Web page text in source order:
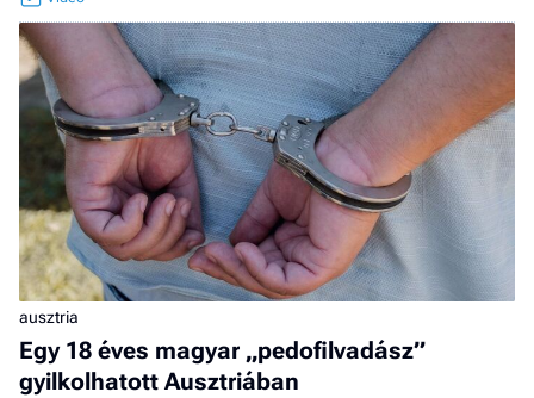
ausztria
Egy 18 éves magyar „pedofilvadász”
gyilkolhatott Ausztriában